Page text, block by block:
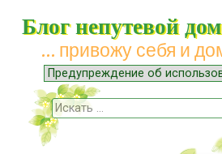
Блог непутевой
… привожу себя и
Меню
Наверх
Поиск